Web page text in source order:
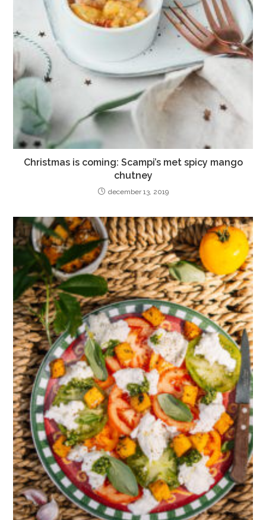
Christmas is coming: Scampi’s met spicy mango
chutney
december 13, 2019